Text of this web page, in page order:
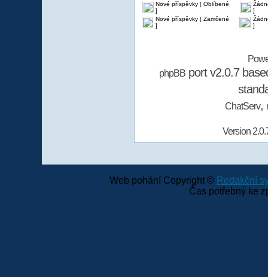
Nové příspěvky [ Oblíbené
]
]
Nové příspěvky [ Zamčené
]
]
phpBBport v2.0.7
ChatServ,
Version
Web pohání Copyright © Redakční
Čas potřebný ke